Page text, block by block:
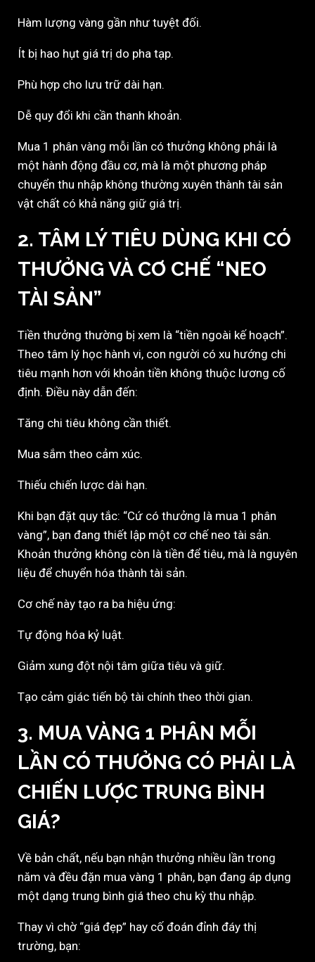
Hàm lượng vàng gần như tuyệt đối.
Ít bị hao hụt giá trị do pha tạp.
Phù hợp cho lưu trữ dài hạn.
Dễ quy đổi khi cần thanh khoản.
Mua 1 phân vàng mỗi lần có thưởng không phải là
một hành động đầu cơ, mà là một phương pháp
chuyển thu nhập không thường xuyên thành tài sản
vật chất có khả năng giữ giá trị.
2. TÂM LÝ TIÊU DÙNG KHI CÓ
THƯỞNG VÀ CƠ CHẾ “NEO
TÀI SẢN”
Tiền thưởng thường bị xem là “tiền ngoài kế hoạch”.
Theo tâm lý học hành vi, con người có xu hướng chi
tiêu mạnh hơn với khoản tiền không thuộc lương cố
định. Điều này dẫn đến:
Tăng chi tiêu không cần thiết.
Mua sắm theo cảm xúc.
Thiếu chiến lược dài hạn.
Khi bạn đặt quy tắc: “Cứ có thưởng là mua 1 phân
vàng”, bạn đang thiết lập một cơ chế neo tài sản.
Khoản thưởng không còn là tiền để tiêu, mà là nguyên
liệu để chuyển hóa thành tài sản.
Cơ chế này tạo ra ba hiệu ứng:
Tự động hóa kỷ luật.
Giảm xung đột nội tâm giữa tiêu và giữ.
Tạo cảm giác tiến bộ tài chính theo thời gian.
3. MUA VÀNG 1 PHÂN MỖI
LẦN CÓ THƯỞNG CÓ PHẢI LÀ
CHIẾN LƯỢC TRUNG BÌNH
GIÁ?
Về bản chất, nếu bạn nhận thưởng nhiều lần trong
năm và đều đặn mua vàng 1 phân, bạn đang áp dụng
một dạng trung bình giá theo chu kỳ thu nhập.
Thay vì chờ “giá đẹp” hay cố đoán đỉnh đáy thị
trường, bạn: